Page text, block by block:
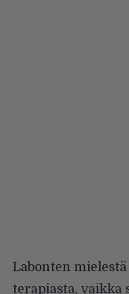
Labonten
terapiasta,